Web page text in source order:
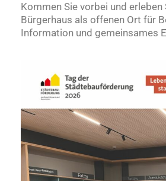
Kommen Sie vorbei und erleben
Bürgerhaus als offenen Ort für
Information und gemeinsames